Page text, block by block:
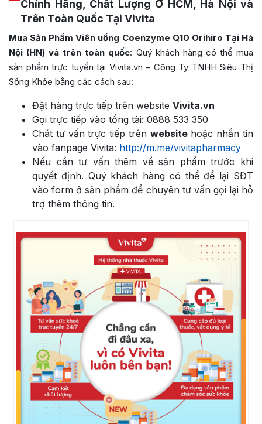
Chính Hãng, Chất Lượng Ở HCM, Hà Nội và
Trên Toàn Quốc Tại Vivita
Mua Sản Phẩm Viên uống Coenzyme Q10 Orihiro Tại Hà
Nội (HN) và trên toàn quốc: Quý khách hàng có thể mua
sản phẩm trực tuyến tại Vivita.vn – Công Ty TNHH Siêu Thị
Sống Khỏe bằng các cách sau:
Đặt hàng trực tiếp trên website Vivita.vn
Gọi trực tiếp vào tổng tài: 0888 533 350
Chát tư vấn trực tiếp trên websitehoặc nhắn tin
vào fanpage Vivita: http://m.me/vivitapharmacy
Nếu cần tư vấn thêm về sản phẩm trước khi
quyết định. Quý khách hàng có thể để lại SĐT
vào form ở sản phẩm để chuyên tư vấn gọi lại hỗ
trợ thêm thông tin.